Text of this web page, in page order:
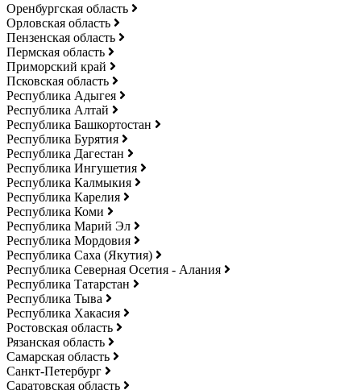
Оренбургская область
Орловская область
Пензенская область
Пермская область
Приморский край
Псковская область
Республика Адыгея
Республика Алтай
Республика Башкортостан
Республика Бурятия
Республика Дагестан
Республика Ингушетия
Республика Калмыкия
Республика Карелия
Республика Коми
Республика Марий Эл
Республика Мордовия
Республика Саха (Якутия)
Республика Северная Осетия - Алания
Республика Татарстан
Республика Тыва
Республика Хакасия
Ростовская область
Рязанская область
Самарская область
Санкт-Петербург
Саратовская область